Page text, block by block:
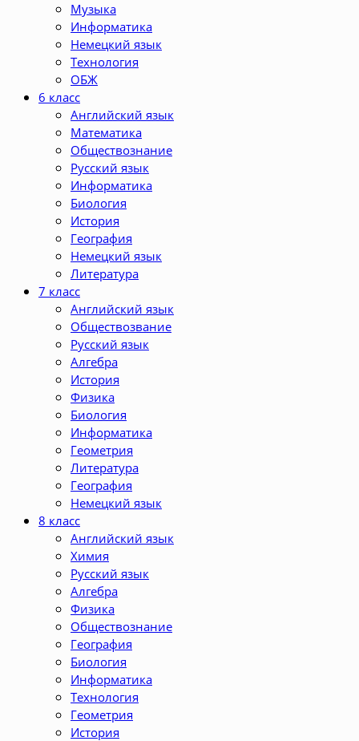
Музыка
Информатика
Немецкий язык
Технология
ОБЖ
6 класс
Английский язык
Математика
Обществознание
Русский язык
Информатика
Биология
История
География
Немецкий язык
Литература
7 класс
Английский язык
Обществозвание
Русский язык
Алгебра
История
Физика
Биология
Информатика
Геометрия
Литература
География
Немецкий язык
8 класс
Английский язык
Химия
Русский язык
Алгебра
Физика
Обществознание
География
Биология
Информатика
Технология
Геометрия
История